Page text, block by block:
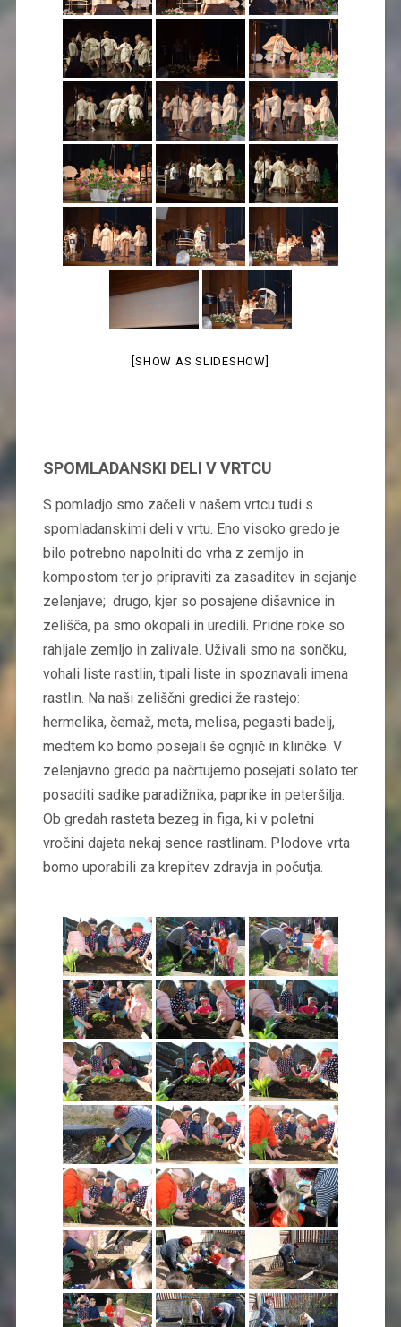
[SHOW AS SLIDESHOW]
SPOMLADANSKI DELI V VRTCU
S pomladjo smo začeli v našem vrtcu tudi s
spomladanskimi deli v vrtu. Eno visoko gredo je
bilo potrebno napolniti do vrha z zemljo in
kompostom ter jo pripraviti za zasaditev in sejanje
zelenjave; drugo, kjer so posajene dišavnice in
zelišča, pa smo okopali in uredili. Pridne roke so
rahljale zemljo in zalivale. Uživali smo na sončku,
vohali liste rastlin, tipali liste in spoznavali imena
rastlin. Na naši zeliščni gredici že rastejo:
hermelika, čemaž, meta, melisa, pegasti badelj,
medtem ko bomo posejali še ognjič in klinčke. V
zelenjavno gredo pa načrtujemo posejati solato ter
posaditi sadike paradižnika, paprike in peteršilja.
Ob gredah rasteta bezeg in figa, ki v poletni
vročini dajeta nekaj sence rastlinam. Plodove vrta
bomo uporabili za krepitev zdravja in počutja.